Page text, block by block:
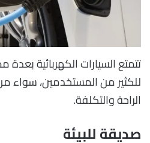
تتمتع السيارات الكهربائية
للكثير من المستخدمين، سواء من
الراحة والتكلفة.
صديقة للبيئة